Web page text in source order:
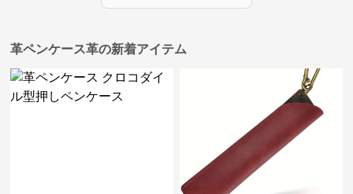
革ペンケース革の新着アイテム